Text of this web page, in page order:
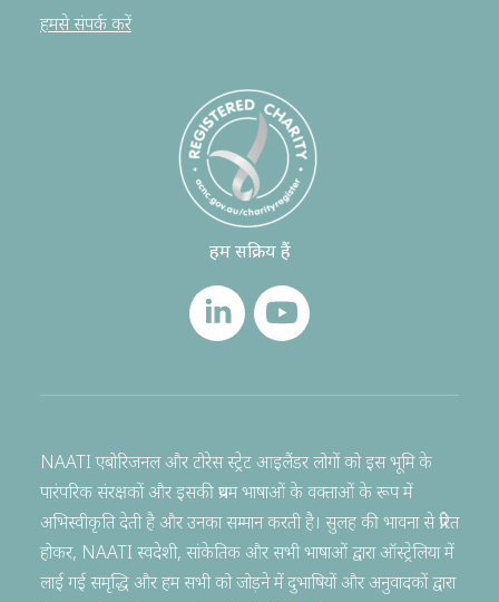
हमसे संपर्क करें
हम सक्रिय हैं
NAATI एबोरिजनल और टोरेस स्ट्रेट आइलैंडर लोगों को इस भूमि के
पारंपरिक संरक्षकों और इसकी प्रथम भाषाओं के वक्ताओं के रूप में
अभिस्वीकृति देती है और उनका सम्मान करती है। सुलह की भावना से प्रेरित
होकर, NAATI स्वदेशी, सांकेतिक और सभी भाषाओं द्वारा ऑस्ट्रेलिया में
लाई गई समृद्धि और हम सभी को जोड़ने में दुभाषियों और अनुवादकों द्वारा